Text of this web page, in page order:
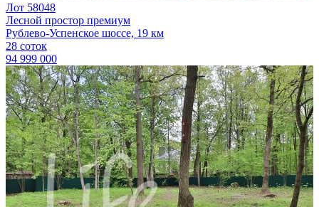
Лот 58048
Лесной простор премиум
Рублево-Успенское шоссе, 19 км
28 соток
94 999 000